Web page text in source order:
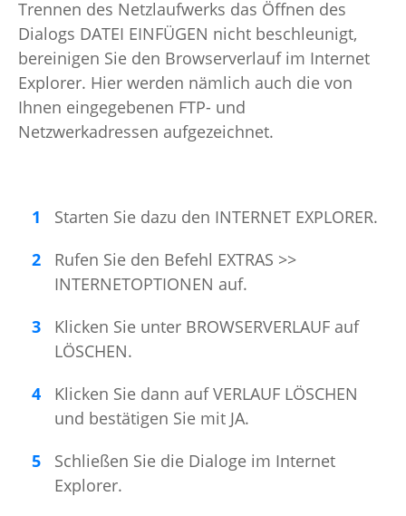
Trennen des Netzlaufwerks das Öffnen des
Dialogs DATEI EINFÜGEN nicht beschleunigt,
bereinigen Sie den Browserverlauf im Internet
Explorer. Hier werden nämlich auch die von
Ihnen eingegebenen FTP- und
Netzwerkadressen aufgezeichnet.
Starten Sie dazu den INTERNET EXPLORER.
Rufen Sie den Befehl EXTRAS >>
INTERNETOPTIONEN auf.
Klicken Sie unter BROWSERVERLAUF auf
LÖSCHEN.
Klicken Sie dann auf VERLAUF LÖSCHEN
und bestätigen Sie mit JA.
Schließen Sie die Dialoge im Internet
Explorer.